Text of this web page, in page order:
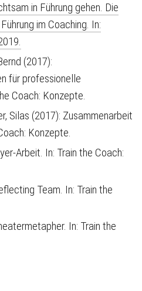
in Führung gehen. Die
im Coaching. In:
(2017):
für professionelle
Coach: Konzepte.
Silas (2017): Zusammenarbeit
Konzepte.
Arbeit. In: Train the Coach:
Team. In: Train the
In: Train the